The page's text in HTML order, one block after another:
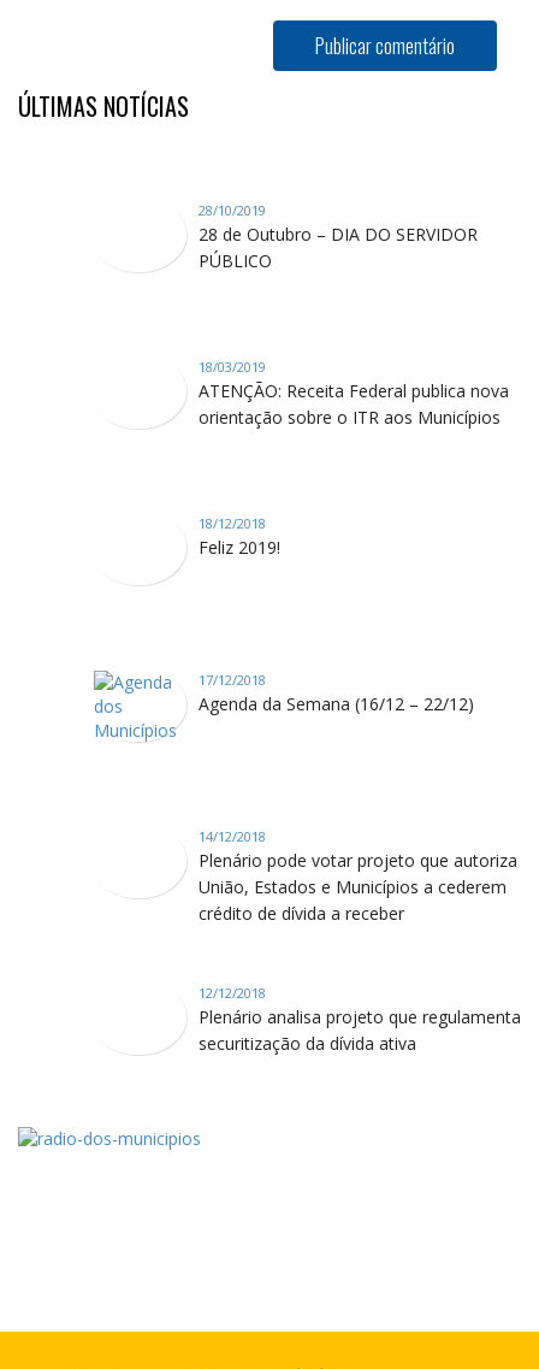
ÚLTIMAS NOTÍCIAS
28/10/2019
28 de Outubro – DIA DO SERVIDOR
PÚBLICO
18/03/2019
ATENÇÃO: Receita Federal publica nova
orientação sobre o ITR aos Municípios
18/12/2018
Feliz 2019!
17/12/2018
Agenda da Semana (16/12 – 22/12)
14/12/2018
Plenário pode votar projeto que autoriza
União, Estados e Municípios a cederem
crédito de dívida a receber
12/12/2018
Plenário analisa projeto que regulamenta
securitização da dívida ativa